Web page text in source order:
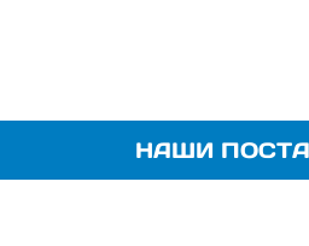
НАШИ